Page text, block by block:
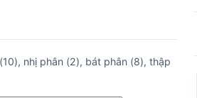
nhị phân (2), bát phân (8), thập